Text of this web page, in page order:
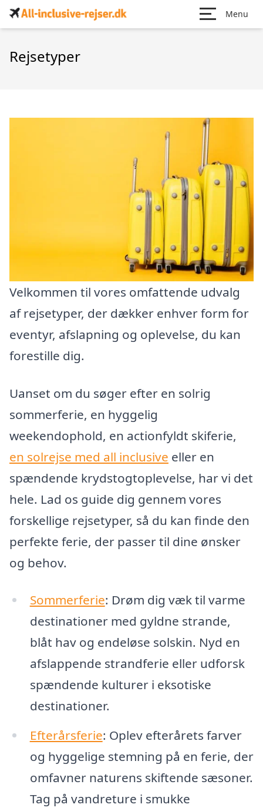
Menu
Rejsetyper
Velkommen til vores omfattende udvalg
af rejsetyper, der dækker enhver form for
eventyr, afslapning og oplevelse, du kan
forestille dig.
Uanset om du søger efter en solrig
sommerferie, en hyggelig
weekendophold, en actionfyldt skiferie,
en solrejse med all inclusive eller en
spændende krydstogtoplevelse, har vi det
hele. Lad os guide dig gennem vores
forskellige rejsetyper, så du kan finde den
perfekte ferie, der passer til dine ønsker
og behov.
Sommerferie: Drøm dig væk til varme
destinationer med gyldne strande,
blåt hav og endeløse solskin. Nyd en
afslappende strandferie eller udforsk
spændende kulturer i eksotiske
destinationer.
Efterårsferie: Oplev efterårets farver
og hyggelige stemning på en ferie, der
omfavner naturens skiftende sæsoner.
Tag på vandreture i smukke